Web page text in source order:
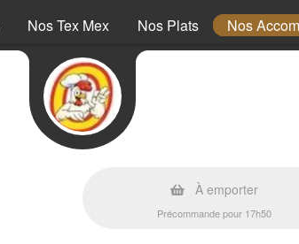
Nos Tex Mex Nos Plats Nos
À emporter
Précommande pour 17h50